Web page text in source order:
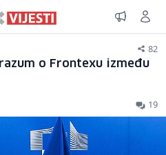
82
o Frontexu između
19